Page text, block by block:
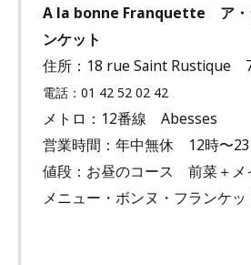
A la bonne Franquette ア・
ンケット
住所：18 rue Saint Rustique
電話：01 42 52 02 42
メトロ：12番線 Abesses
営業時間：年中無休 12時〜
値段：お昼のコース 前菜＋メ
メニュー・ボンヌ・フランケッ